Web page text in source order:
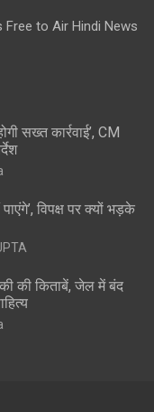
Free to Air Hindi News
सख्त कार्रवाई’, CM
विपक्ष पर क्यों भड़के
की किताबें, जेल में बंद